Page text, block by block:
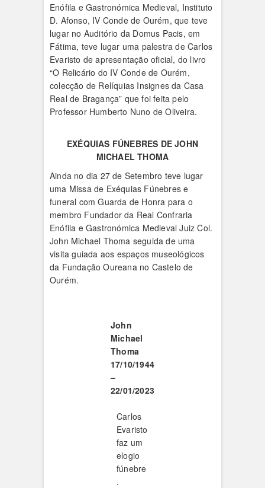
Enófila e Gastronómica Medieval, Instituto
D. Afonso, IV Conde de Ourém, que teve
lugar no Auditório da Domus Pacis, em
Fátima, teve lugar uma palestra de Carlos
Evaristo de apresentação oficial, do livro
“O Relicário do IV Conde de Ourém,
colecção de Relíquias Insignes da Casa
Real de Bragança” que foi feita pelo
Professor Humberto Nuno de Oliveira.
EXÉQUIAS FÚNEBRES DE JOHN
MICHAEL THOMA
Ainda no dia 27 de Setembro teve lugar
uma Missa de Exéquias Fúnebres e
funeral com Guarda de Honra para o
membro Fundador da Real Confraria
Enófila e Gastronómica Medieval Juiz Col.
John Michael Thoma seguida de uma
visita guiada aos espaços museológicos
da Fundação Oureana no Castelo de
Ourém.
John
Michael
Thoma
17/10/1944
–
22/01/2023
Carlos
Evaristo
faz um
elogio
fúnebre
.